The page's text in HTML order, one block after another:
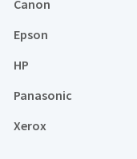
Canon
Epson
HP
Panasonic
Xerox